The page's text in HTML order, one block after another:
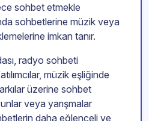
sohbet etmekle
sohbetlerine müzik veya
imkan tanır.
radyo sohbeti
müzik eşliğinde
üzerine sohbet
veya yarışmalar
daha eğlenceli ve